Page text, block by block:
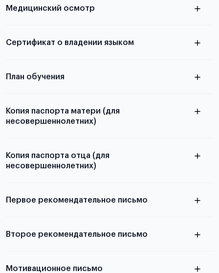
принимаются
Медицинский осмотр
Для примеров заполнения и пустых
Сертификат о владении языком
План обучения
Копия паспорта матери (для
несовершеннолетних)
Копия паспорта отца (для
несовершеннолетних)
выезда
Первое рекомендательное письмо
письма
Второе рекомендательное письмо
Мотивационное письмо